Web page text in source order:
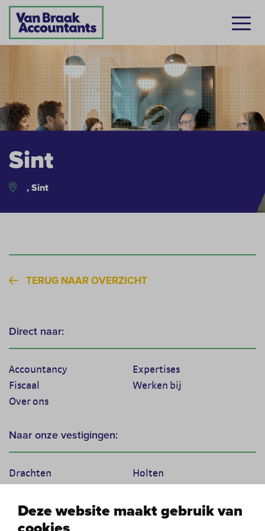
Deze website maakt gebruik van
Sint
, Sint
TERUG NAAR OVERZICHT
Direct naar:
Accountancy
Expertises
Fiscaal
Werken bij
Over ons
Naar onze vestigingen:
Drachten
Holten
Texel
Tiel
Veenendaal